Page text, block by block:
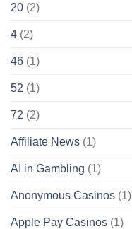
20 (2)
4 (2)
46 (1)
52 (1)
72 (2)
Affiliate News (1)
AI in Gambling (1)
Anonymous Casinos (1)
Apple Pay Casinos (1)